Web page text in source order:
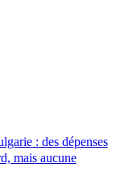
: des dépenses
mais aucune